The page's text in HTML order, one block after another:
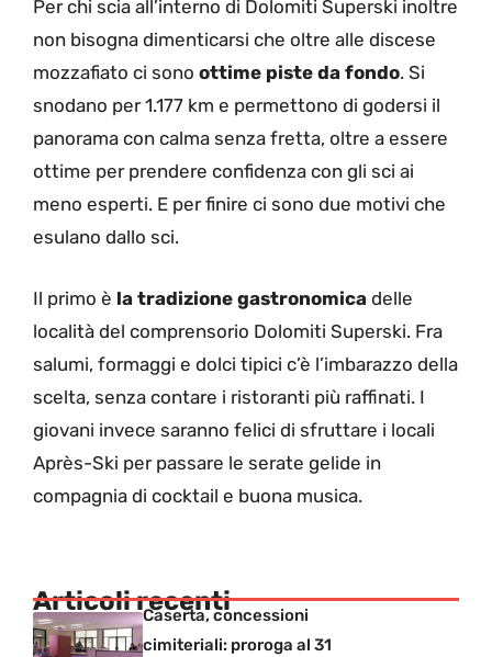
Per chi scia all’interno di Dolomiti Superski inoltre
non bisogna dimenticarsi che oltre alle discese
mozzafiato ci sono ottime piste da fondo. Si
snodano per 1.177 km e permettono di godersi il
panorama con calma senza fretta, oltre a essere
ottime per prendere confidenza con gli sci ai
meno esperti. E per finire ci sono due motivi che
esulano dallo sci.
Il primo è la tradizione gastronomica delle
località del comprensorio Dolomiti Superski. Fra
salumi, formaggi e dolci tipici c’è l’imbarazzo della
scelta, senza contare i ristoranti più raffinati. I
giovani invece saranno felici di sfruttare i locali
Après-Ski per passare le serate gelide in
compagnia di cocktail e buona musica.
Articoli recenti
Caserta, concessioni
cimiteriali: proroga al 31